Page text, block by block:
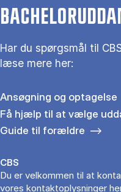
Har du spørgsmål til
læse mere her:
Ansøgning og optagelse
Få hjælp til at vælge
Guide til forældre
CBS
Du er velkommen til at
vores kontaktoplysninger